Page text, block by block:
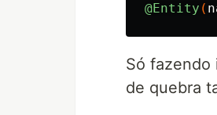
@Entity (
Só fazendo
de quebra